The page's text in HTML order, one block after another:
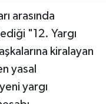
arasında
"12. Yargı
kiralayan
yasal
yargı